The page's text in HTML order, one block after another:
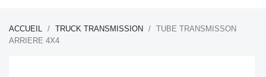
ACCUEIL TRUCK TRANSMISSION
TUBE TRANSMISSON
ARRIERE 4X4